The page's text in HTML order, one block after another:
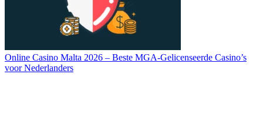
Online Casino Malta 2026 – Beste MGA-Gelicenseerde Casino’s
voor Nederlanders